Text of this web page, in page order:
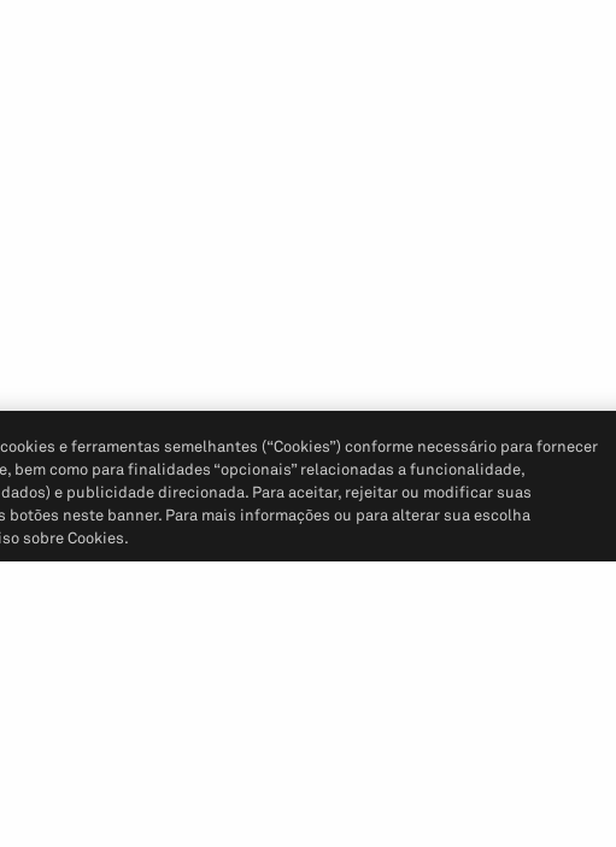
e ferramentas semelhantes (“Cookies”) conforme necessário para fornecer
bem como para finalidades “opcionais” relacionadas a funcionalidade,
e publicidade direcionada. Para aceitar, rejeitar ou modificar suas
neste banner. Para mais informações ou para alterar sua escolha
sobre Cookies.